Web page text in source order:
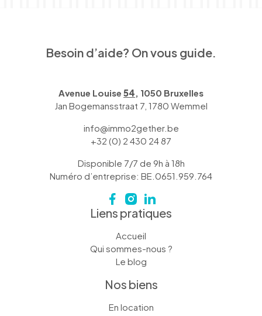
Besoin d’aide? On vous guide.
Avenue Louise 54 , 1050 Bruxelles
Jan Bogemansstraat 7, 1780 Wemmel
info@immo2gether.be
+32 (0) 2 430 24 87
Disponible 7/7 de 9h à 18h
Numéro d’entreprise: BE.0651.959.764
Liens pratiques
Accueil
Qui sommes-nous ?
Le blog
Nos biens
En location